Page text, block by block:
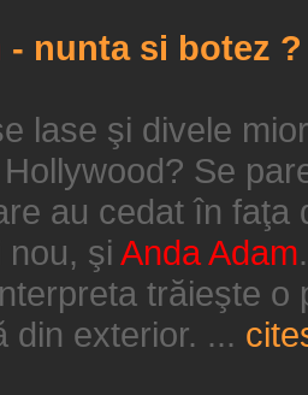
- nunta si botez ?
lase şi divele
Se
au cedat în faţa
nou, şi Anda Adam
trăieşte
din exterior. ...